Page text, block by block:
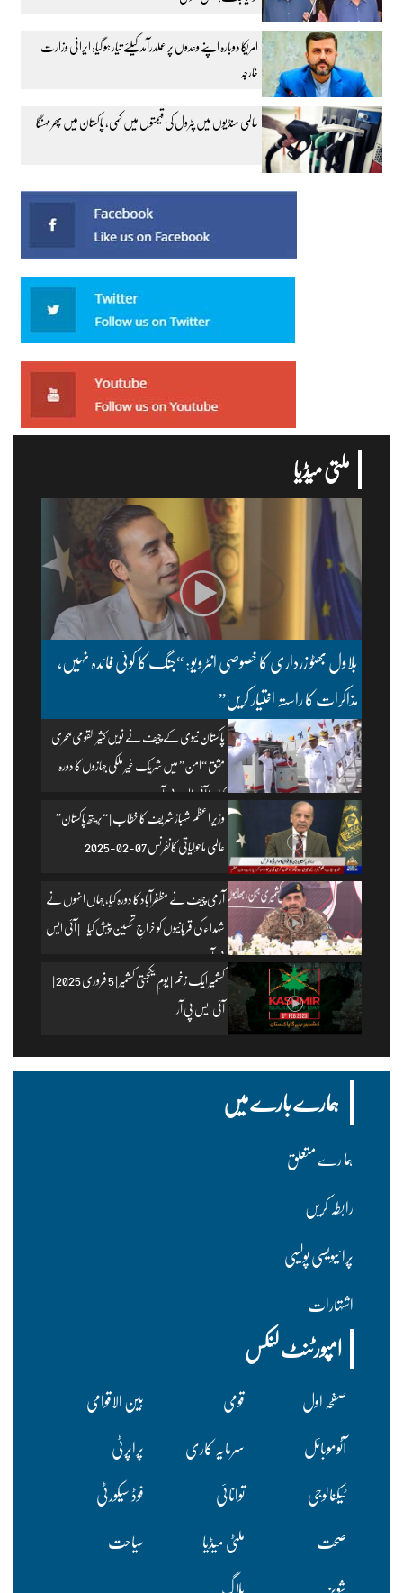
امریکا دوبارہ اپنے وعدوں پر عملدرآمد کیلئے تیار ہو گیا: ایرانی وزارت
خارجہ
عالمی منڈیوں میں پٹرول کی قیمتوں میں کمی، پاکستان میں پھر مہنگا
ملتی میڈیا
بلاول بھٹو زرداری کا خصوصی انٹرویو: “جنگ کا کوئی فائدہ نہیں،
مذاکرات کا راستہ اختیار کریں”
پاکستان نیوی کے چیف نے نویں کثیر القومی بحری
مشق “امن” میں شریک غیر ملکی جہازوں کا دورہ
کیا۔ | آئی ایس پی آر
وزیرِ اعظم شہباز شریف کا خطاب | “بریتھ پاکستان”
عالمی ماحولیاتی کانفرنس 07-02-2025
آرمی چیف نے مظفرآباد کا دورہ کیا، جہاں انہوں نے
شہداء کی قربانیوں کو خراجِ تحسین پیش کیا۔ | آئی ایس
پی آر
کشمیر ایک زخم | یومِ یکجہتی کشمیر | 5 فروری 2025 |
آئی ایس پی آر
ہمارے بارے میں
ہما رے متعلق
رابطہ کریں
پرا ئیویسی پولسیی
اشتہارات
امپورٹنٹ لنکس
صفحہ اول قومی
بین الاقوامی
آٹوموبائل
سرمایہ کاری
پراپرٹی
ٹیکنالوجی
توانائی
فوڈ سیکورٹی
صحت
ملٹی میڈیا
سیاحت